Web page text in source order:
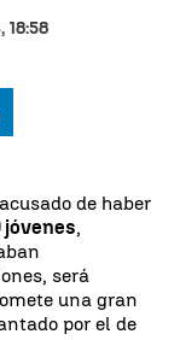
18:58
de haber
jóvenes,
será
una gran
por el de